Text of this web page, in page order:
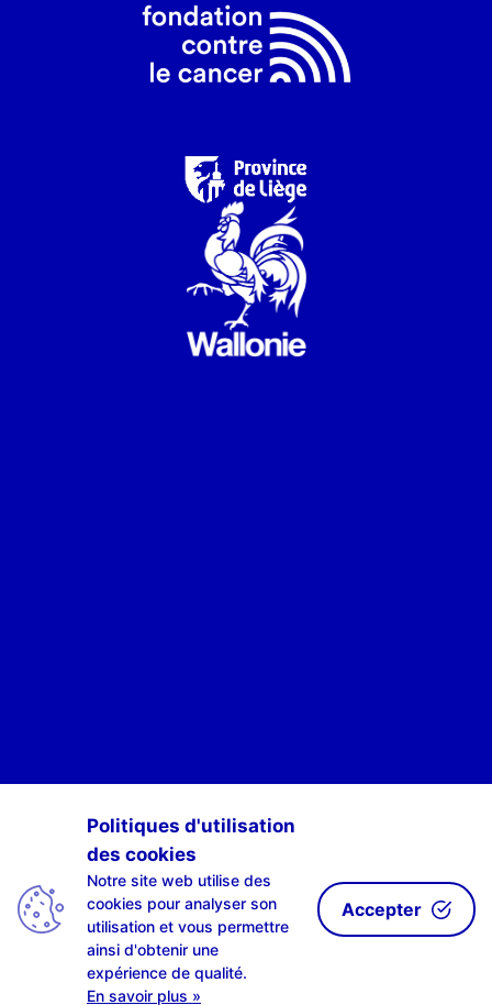
POUR ÊTRE INFORMÉ·E·S DES ACTIVITÉS DE SCAN-R
S'INSCRIRE À NOTRE NEWSLETTE-R
Politiques d'utilisation
des cookies
Notre site web utilise des
cookies pour analyser son
utilisation et vous permettre
ainsi d'obtenir une
expérience de qualité.
En savoir plus »
Accepter